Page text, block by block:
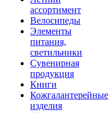
ассортимент
Велосипеды
Элементы
питания,
светильники
Сувенирная
продукция
Книги
Кожгалантерейные
изделия